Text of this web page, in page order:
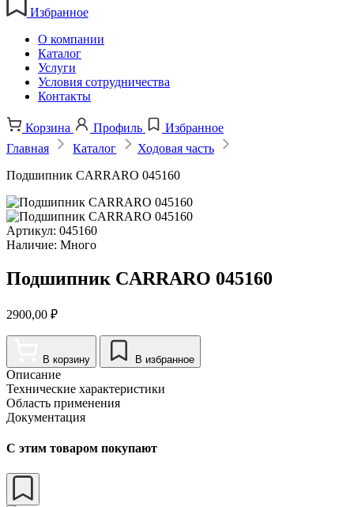
Избранное
О компании
Каталог
Услуги
Условия сотрудничества
Контакты
Корзина Профиль
Избранное
Главная
Каталог
Ходовая часть
Подшипник CARRARO 045160
Артикул: 045160
Наличие: Много
Подшипник CARRARO 045160
2900,00 ₽
В корзину В избранное
Описание
Технические характеристики
Область применения
Документация
С этим товаром покупают